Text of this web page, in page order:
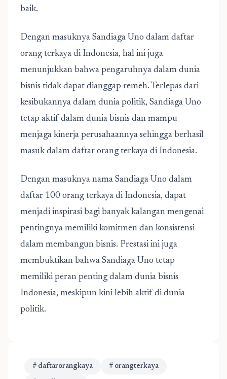
baik.
Dengan masuknya Sandiaga Uno dalam daftar
orang terkaya di Indonesia, hal ini juga
menunjukkan bahwa pengaruhnya dalam dunia
bisnis tidak dapat dianggap remeh. Terlepas dari
kesibukannya dalam dunia politik, Sandiaga Uno
tetap aktif dalam dunia bisnis dan mampu
menjaga kinerja perusahaannya sehingga berhasil
masuk dalam daftar orang terkaya di Indonesia.
Dengan masuknya nama Sandiaga Uno dalam
daftar 100 orang terkaya di Indonesia, dapat
menjadi inspirasi bagi banyak kalangan mengenai
pentingnya memiliki komitmen dan konsistensi
dalam membangun bisnis. Prestasi ini juga
membuktikan bahwa Sandiaga Uno tetap
memiliki peran penting dalam dunia bisnis
Indonesia, meskipun kini lebih aktif di dunia
politik.
# daftarorangkaya # orangterkaya